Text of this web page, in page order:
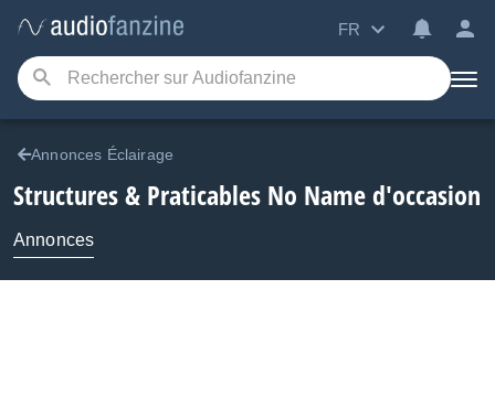
FR
Annonces Éclairage
Structures & Praticables No Name d'occasion
Annonces